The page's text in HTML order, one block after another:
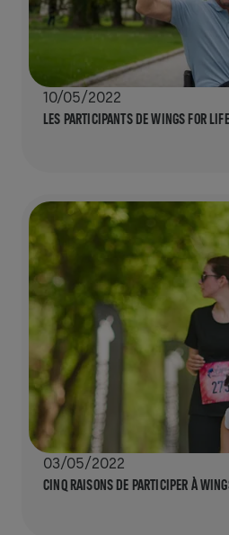
10/05/2022
LES PARTICIPANTS DE WINGS FOR
03/05/2022
CINQ RAISONS DE PARTICIPER À